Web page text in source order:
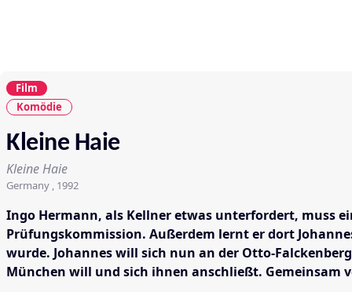
Film
Komödie
Kleine Haie
Kleine Haie
Germany , 1992
Ingo Hermann, als Kellner etwas unterfordert, muss
Prüfungskommission. Außerdem lernt er dort
wurde. Johannes will sich nun an der Otto-
München will und sich ihnen anschließt. Gemeinsam